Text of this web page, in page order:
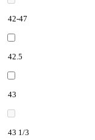
42-47
42.5
43
43 1/3